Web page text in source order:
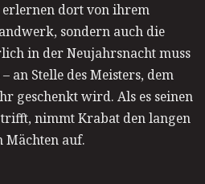
dort von ihrem
sondern auch die
in der Neujahrsnacht muss
an Stelle des Meisters, dem
geschenkt wird. Als es seinen
nimmt Krabat den langen
Mächten auf.